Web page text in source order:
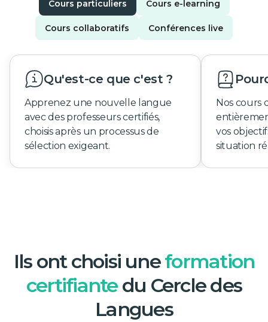
Cours particuliers Cours e-learning
Cours collaboratifs Conférences live
Qu'est-ce que c'est ?
Apprenez une nouvelle langue
avec des professeurs certifiés,
choisis après un processus de
sélection exigeant.
Nos cours
vos
situation
Ils ont choisi uneformation
certifiantedu Cercle des
Langues